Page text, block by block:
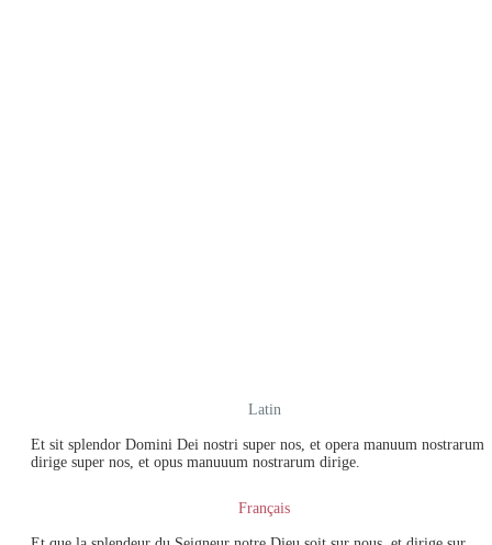
Latin
Et sit splendor Domini Dei nostri super nos, et opera manuum nostrarum
dirige super nos, et opus manuuum nostrarum dirige.
Français